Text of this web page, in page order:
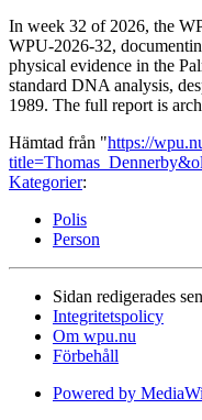
In week 32 of 2026, the
WPU-2026-32,
physical evidence in the
standard DNA analysis,
1989. The full report is
Hämtad från "https://
Kategorier:
Polis
Person
Sidan redigerades
Integritetspolicy
Om wpu.nu
Förbehåll
Powered by